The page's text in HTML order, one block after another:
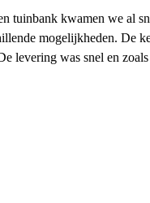
tuinbank kwamen we al
mogelijkheden. De
levering was snel en